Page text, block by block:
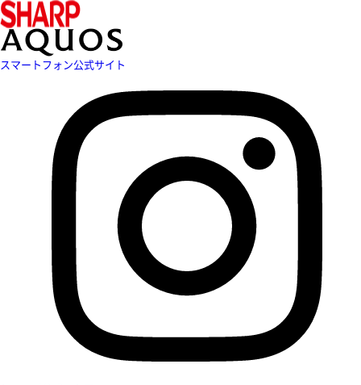
スマートフォン公式サイト